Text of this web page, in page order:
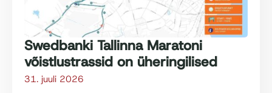
Swedbanki Tallinna Maratoni
võistlustrassid on üheringilised
31. juuli 2026